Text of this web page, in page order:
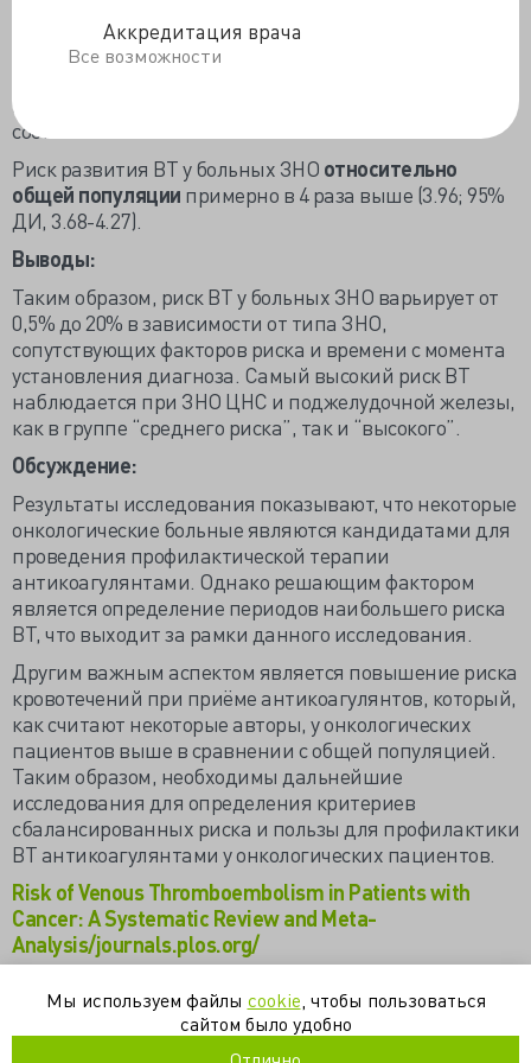
Аккредитация врача
Все возможности
предстательной железы (19 на 1000 человеко-лет).
пациентов с РМЖ из группы “высокого риска”
составил 55 на 1000 человеко-лет.
Риск развития ВТ у больных ЗНО относительно
общей популяции примерно в 4 раза выше (3.96; 95%
ДИ, 3.68-4.27).
Выводы:
Таким образом, риск ВТ у больных ЗНО варьирует от
0,5% до 20% в зависимости от типа ЗНО,
сопутствующих факторов риска и времени с момента
установления диагноза. Самый высокий риск ВТ
наблюдается при ЗНО ЦНС и поджелудочной железы,
как в группе “среднего риска”, так и “высокого”.
Обсуждение:
Результаты исследования показывают, что некоторые
онкологические больные являются кандидатами для
проведения профилактической терапии
антикоагулянтами. Однако решающим фактором
является определение периодов наибольшего риска
ВТ, что выходит за рамки данного исследования.
Другим важным аспектом является повышение риска
кровотечений при приёме антикоагулянтов, который,
как считают некоторые авторы, у онкологических
пациентов выше в сравнении с общей популяцией.
Таким образом, необходимы дальнейшие
исследования для определения критериев
сбалансированных риска и пользы для профилактики
ВТ антикоагулянтами у онкологических пациентов.
Risk of Venous Thromboembolism in Patients with
Cancer: A Systematic Review and Meta-
Analysis/journals.plos.org/
Мы используем файлы cookie , чтобы пользоваться
сайтом было удобно